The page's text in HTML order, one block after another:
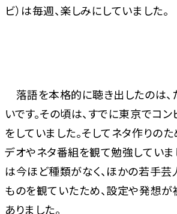
ビ）は毎週、楽しみにしていました。
落語を本格的に聴き出したのは、
いです。その頃は、すでに東京でコ
をしていました。そしてネタ作りの
デオやネタ番組を観て勉強していま
は今ほど種類がなく、ほかの若手芸
ものを観ていたため、設定や発想が
ありました。